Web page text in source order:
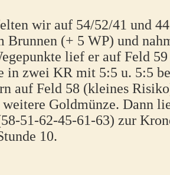
wir auf 54/52/41 und
Brunnen (+ 5 WP) und
lief er auf Feld
in zwei KR mit 5:5 u. 5:5
auf Feld 58 (kleines
Goldmünze. Dann
51-62-45-61-63) zur
10.